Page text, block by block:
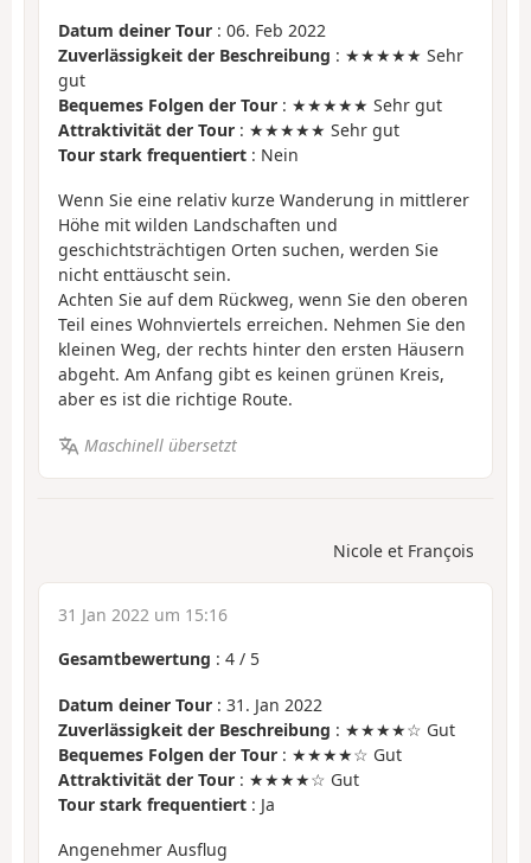
Datum deiner Tour : 06. Feb 2022
Zuverlässigkeit der Beschreibung : ★★★★★ Sehr
gut
Bequemes Folgen der Tour : ★★★★★ Sehr gut
Attraktivität der Tour : ★★★★★ Sehr gut
Tour stark frequentiert : Nein
Wenn Sie eine relativ kurze Wanderung in mittlerer
Höhe mit wilden Landschaften und
geschichtsträchtigen Orten suchen, werden Sie
nicht enttäuscht sein.
Achten Sie auf dem Rückweg, wenn Sie den oberen
Teil eines Wohnviertels erreichen. Nehmen Sie den
kleinen Weg, der rechts hinter den ersten Häusern
abgeht. Am Anfang gibt es keinen grünen Kreis,
aber es ist die richtige Route.
Maschinell übersetzt
Nicole et François
31 Jan 2022 um 15:16
Gesamtbewertung : 4 / 5
Datum deiner Tour : 31. Jan 2022
Zuverlässigkeit der Beschreibung : ★★★★☆ Gut
Bequemes Folgen der Tour : ★★★★☆ Gut
Attraktivität der Tour : ★★★★☆ Gut
Tour stark frequentiert : Ja
Angenehmer Ausflug